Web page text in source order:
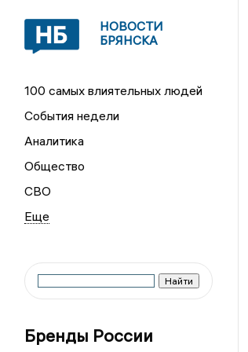
НОВОСТИ
БРЯНСКА
100 самых влиятельных людей
События недели
Аналитика
Общество
СВО
Бренды России